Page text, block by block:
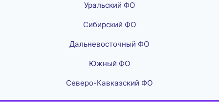
Уральский ФО
Сибирский ФО
Дальневосточный ФО
Южный ФО
Северо-Кавказский ФО